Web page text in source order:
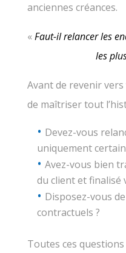
anciennes créances.
«Faut-il relancer les
les
Avant de revenir
de maîtriser tout
Devez-vous
uniquement
Avez-vous bien
du client et finalisé
Disposez-vous
contractuels ?
Toutes ces